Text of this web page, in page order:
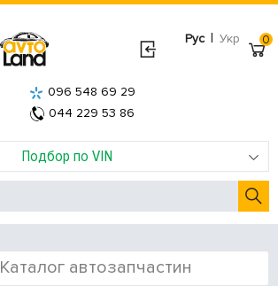
Рус | Укр
Подбор по VIN
096 548 69 29
044 229 53 86
0
Каталог автозапчастин